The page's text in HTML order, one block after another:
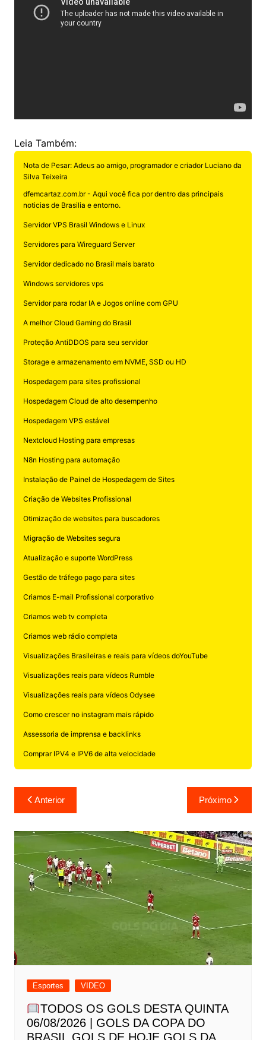
Leia Também:
Nota de Pesar: Adeus ao amigo, programador e criador Luciano da
Silva Teixeira
dfemcartaz.com.br - Aqui você fica por dentro das principais
noticias de Brasilia e entorno.
Servidor VPS Brasil Windows e Linux
Servidores para Wireguard Server
Servidor dedicado no Brasil mais barato
Windows servidores vps
Servidor para rodar IA e Jogos online com GPU
A melhor Cloud Gaming do Brasil
Proteção AntiDDOS para seu servidor
Storage e armazenamento em NVME, SSD ou HD
Hospedagem para sites profissional
Hospedagem Cloud de alto desempenho
Hospedagem VPS estável
Nextcloud Hosting para empresas
N8n Hosting para automação
Instalação de Painel de Hospedagem de Sites
Criação de Websites Profissional
Otimização de websites para buscadores
Migração de Websites segura
Atualização e suporte WordPress
Gestão de tráfego pago para sites
Criamos E-mail Profissional corporativo
Criamos web tv completa
Criamos web rádio completa
Visualizações Brasileiras e reais para vídeos doYouTube
Visualizações reais para vídeos Rumble
Visualizações reais para vídeos Odysee
Como crescer no instagram mais rápido
Assessoria de imprensa e backlinks
Comprar IPV4 e IPV6 de alta velocidade
Navegação
de
Post
Anterior Próximo
Esportes VIDEO
TODOS OS GOLS DESTA QUINTA
06/08/2026 | GOLS DA COPA DO
BRASIL,GOLS DE HOJE,GOLS DA